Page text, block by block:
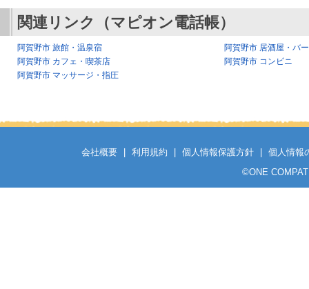
関連リンク（マピオン電話帳）
阿賀野市 旅館・温泉宿
阿賀野市 居酒屋・バ
阿賀野市 カフェ・喫茶店
阿賀野市 コンビニ
阿賀野市 マッサージ・指圧
会社概要 利用規約 個人情報保護方針
個人情報
©ONE